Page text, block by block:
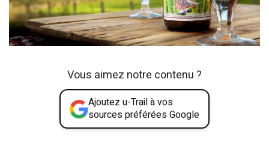
Vous aimez notre contenu ?
Ajoutez u-Trail à vos
sources préférées Google